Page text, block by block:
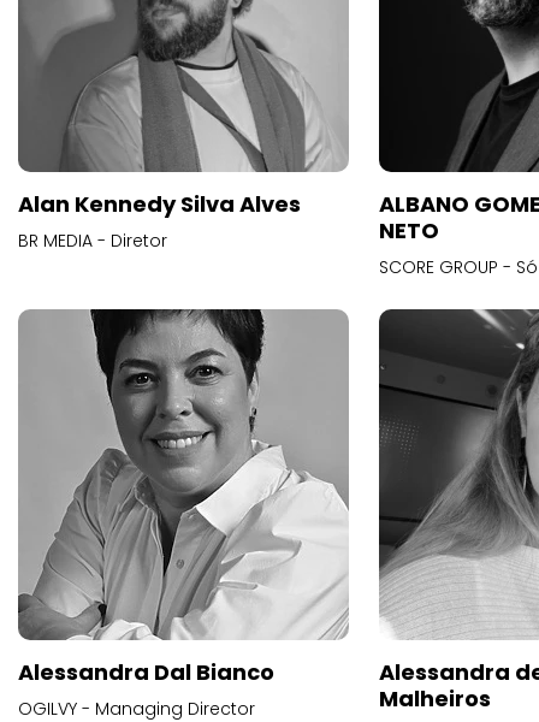
Alan Kennedy Silva Alves
BR MEDIA - Diretor
ALBANO
NETO
SCORE GROUP -
Alessandra Dal Bianco
OGILVY - Managing Director
Alessandra
Malheiros